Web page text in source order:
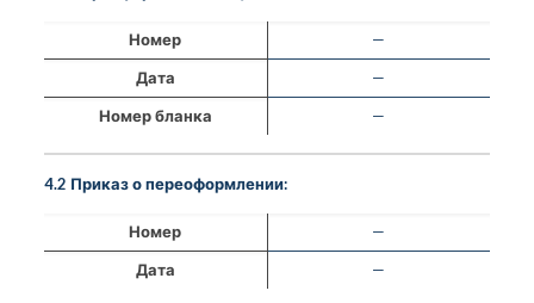
Номер
—
Дата
—
Номер бланка
—
4.2 Приказ о переоформлении:
Номер
—
Дата
—